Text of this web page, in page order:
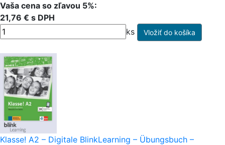
Vaša cena so zľavou 5%:
21,76 € s DPH
ks
Klasse! A2 – Digitale BlinkLearning – Übungsbuch –